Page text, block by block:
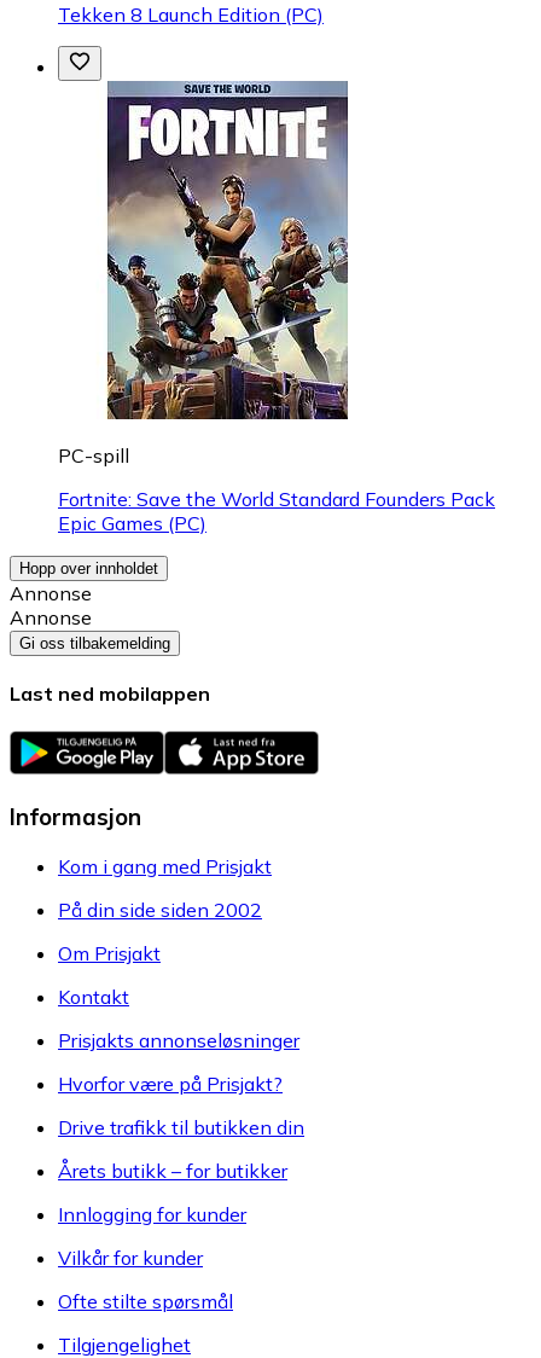
Tekken 8 Launch Edition (PC)
PC-spill
Fortnite: Save the World Standard Founders Pack
Epic Games (PC)
Hopp over innholdet
Annonse
Annonse
Gi oss tilbakemelding
Last ned mobilappen
Informasjon
Kom i gang med Prisjakt
På din side siden 2002
Om Prisjakt
Kontakt
Prisjakts annonseløsninger
Hvorfor være på Prisjakt?
Drive trafikk til butikken din
Årets butikk – for butikker
Innlogging for kunder
Vilkår for kunder
Ofte stilte spørsmål
Tilgjengelighet